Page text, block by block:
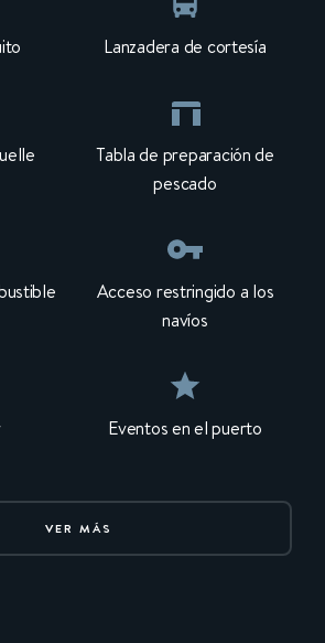
Lanzadera de cortesía
Tabla de preparación de
pescado
Acceso restringido a los
navíos
Eventos en el puerto
VER MÁS